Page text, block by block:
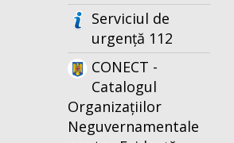
Serviciul de
urgență 112
CONECT -
Catalogul
Organizațiilor
Neguvernamentale